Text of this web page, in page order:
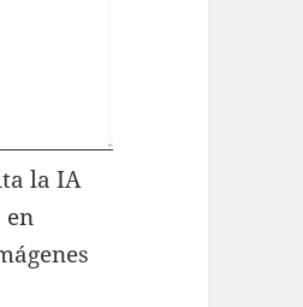
la IA
en